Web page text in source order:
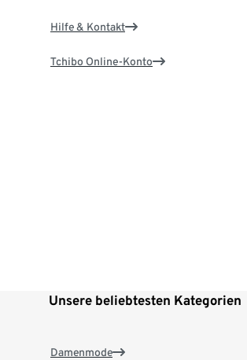
Hilfe & Kontakt
Tchibo Online-Konto
Unsere beliebtesten Kategorien
Damenmode